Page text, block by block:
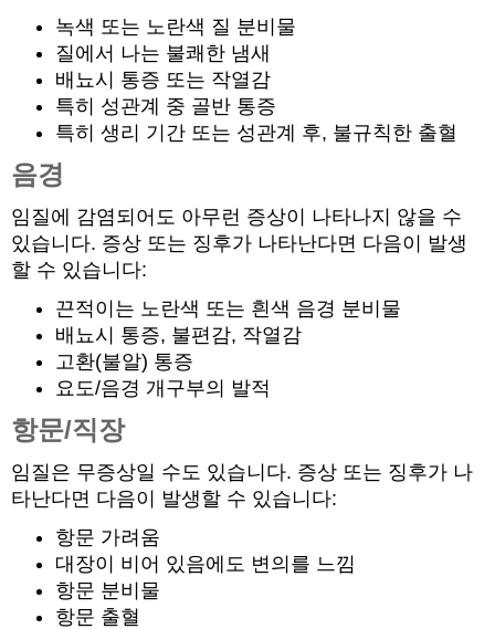
녹색 또는 노란색 질 분비물
질에서 나는 불쾌한 냄새
배뇨시 통증 또는 작열감
특히 성관계 중 골반 통증
특히 생리 기간 또는 성관계 후, 불규칙한 출혈
음경
임질에 감염되어도 아무런 증상이 나타나지 않을 수
있습니다. 증상 또는 징후가 나타난다면 다음이 발생
할 수 있습니다:
끈적이는 노란색 또는 흰색 음경 분비물
배뇨시 통증, 불편감, 작열감
고환(불알) 통증
요도/음경 개구부의 발적
항문/직장
임질은 무증상일 수도 있습니다. 증상 또는 징후가 나
타난다면 다음이 발생할 수 있습니다:
항문 가려움
대장이 비어 있음에도 변의를 느낌
항문 분비물
항문 출혈